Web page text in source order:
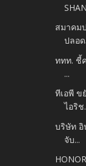
สมาคม
ปลอด
ททท. ชี้
...
ทีเอพี ข
ไอริช
บริษัท อิ
จับ...